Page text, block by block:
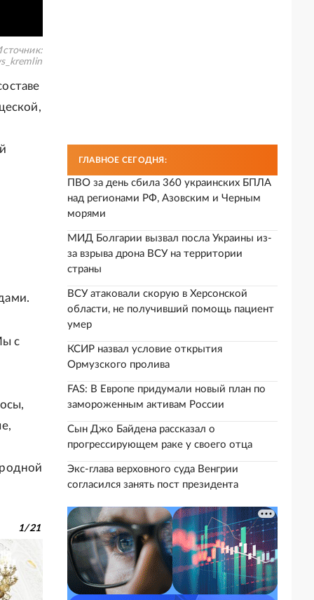
с
1/21
ГЛАВНОЕ СЕГОДНЯ:
ПВО за день сбила 360 украинских БПЛА
над регионами РФ, Азовским и Черным
морями
МИД Болгарии вызвал посла Украины из-
за взрыва дрона ВСУ на территории
страны
ВСУ атаковали скорую в Херсонской
области, не получивший помощь пациент
умер
КСИР назвал условие открытия
Ормузского пролива
FAS: В Европе придумали новый план по
замороженным активам России
Сын Джо Байдена рассказал о
прогрессирующем раке у своего отца
Экс-глава верховного суда Венгрии
согласился занять пост президента